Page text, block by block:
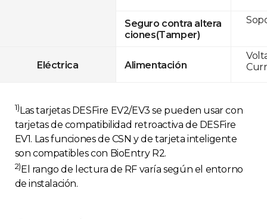
Seguro contra altera
ciones(Tamper)
Eléctrica Alimentación
1)Las tarjetas DESFire EV2/EV3 se pueden usar con
tarjetas de compatibilidad retroactiva de DESFire
EV1. Las funciones de CSN y de tarjeta inteligente
son compatibles con BioEntry R2.
2) El rango de lectura de RF varía según el entorno
de instalación.